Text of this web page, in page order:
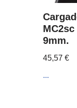
9mm.
45,57 €
...